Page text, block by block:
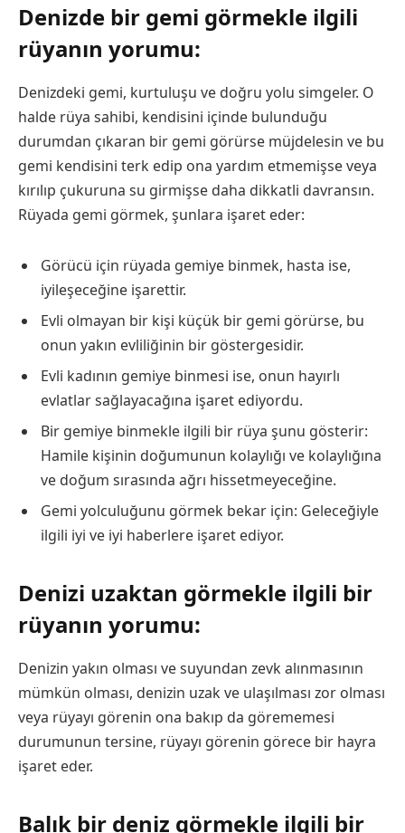
Denizde bir gemi görmekle ilgili
rüyanın yorumu:
Denizdeki gemi, kurtuluşu ve doğru yolu simgeler. O
halde rüya sahibi, kendisini içinde bulunduğu
durumdan çıkaran bir gemi görürse müjdelesin ve bu
gemi kendisini terk edip ona yardım etmemişse veya
kırılıp çukuruna su girmişse daha dikkatli davransın.
Rüyada gemi görmek, şunlara işaret eder:
Görücü için rüyada gemiye binmek, hasta ise,
iyileşeceğine işarettir.
Evli olmayan bir kişi küçük bir gemi görürse, bu
onun yakın evliliğinin bir göstergesidir.
Evli kadının gemiye binmesi ise, onun hayırlı
evlatlar sağlayacağına işaret ediyordu.
Bir gemiye binmekle ilgili bir rüya şunu gösterir:
Hamile kişinin doğumunun kolaylığı ve kolaylığına
ve doğum sırasında ağrı hissetmeyeceğine.
Gemi yolculuğunu görmek bekar için: Geleceğiyle
ilgili iyi ve iyi haberlere işaret ediyor.
Denizi uzaktan görmekle ilgili bir
rüyanın yorumu:
Denizin yakın olması ve suyundan zevk alınmasının
mümkün olması, denizin uzak ve ulaşılması zor olması
veya rüyayı görenin ona bakıp da görememesi
durumunun tersine, rüyayı görenin görece bir hayra
işaret eder.
Balık bir deniz görmekle ilgili bir